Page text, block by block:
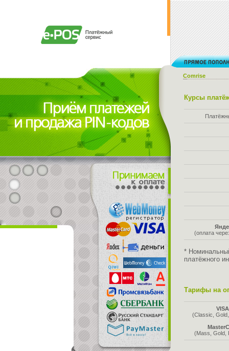
Comrise
Курсы
(оплата
*
платёжного
Тарифы на
VISA
(Classic,
(Mass, Gold,